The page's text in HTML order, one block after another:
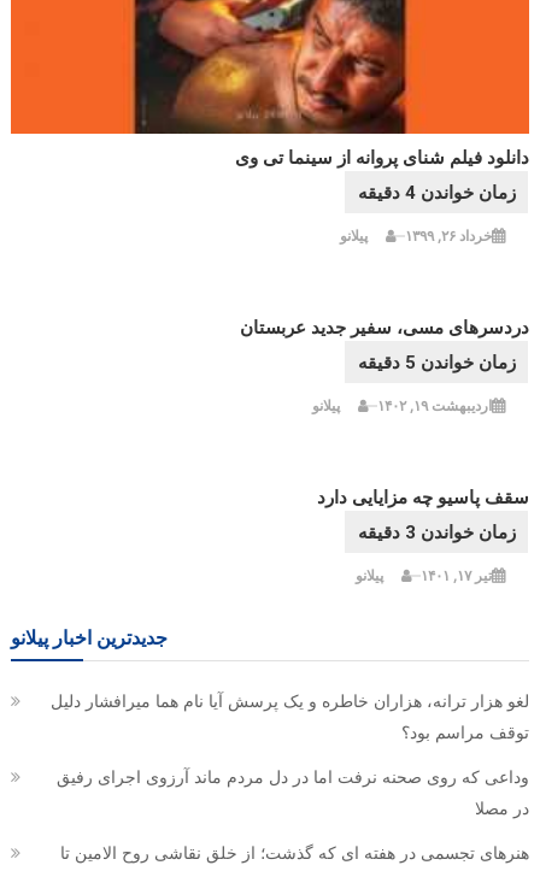
دانلود فیلم شنای پروانه از سینما تی وی
خرداد ۲۶, ۱۳۹۹ پیلانو
دردسرهای مسی، سفیر جدید عربستان
اردیبهشت ۱۹, ۱۴۰۲ پیلانو
سقف پاسیو چه مزایایی دارد
تیر ۱۷, ۱۴۰۱ پیلانو
جدیدترین اخبار پیلانو
لغو هزار ترانه، هزاران خاطره و یک پرسش آیا نام هما میرافشار دلیل
توقف مراسم بود؟
وداعی که روی صحنه نرفت اما در دل مردم ماند آرزوی اجرای رفیق
در مصلا
هنرهای تجسمی در هفته ای که گذشت؛ از خلق نقاشی روح الامین تا